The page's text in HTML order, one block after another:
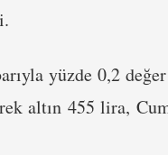
yüzde 0,2
altın 455 lira,